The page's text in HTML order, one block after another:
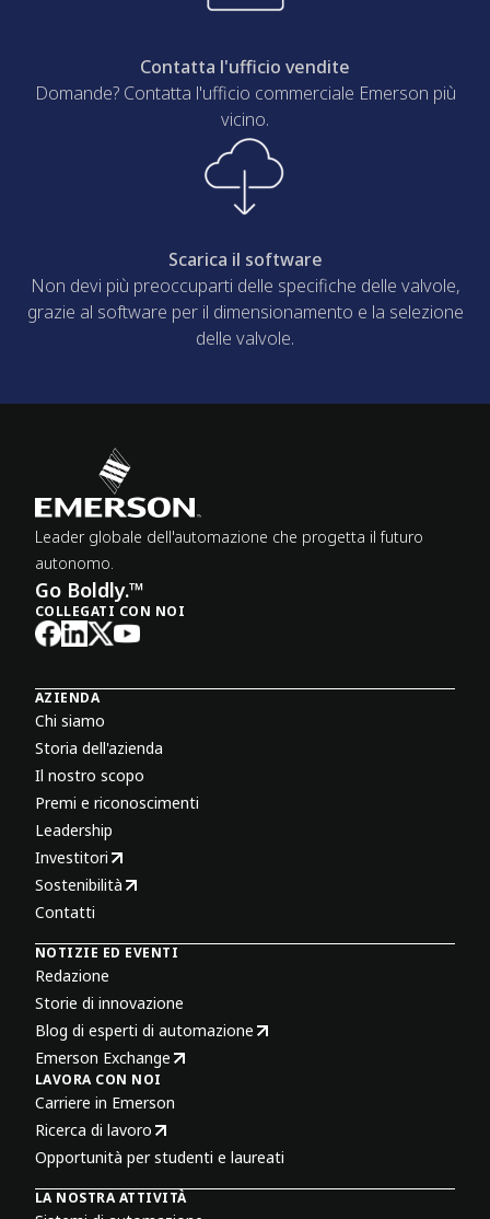
Contatta l'ufficio vendite
Domande? Contatta l'ufficio commerciale Emerson più
vicino.
Scarica il software
Non devi più preoccuparti delle specifiche delle valvole,
grazie al software per il dimensionamento e la selezione
delle valvole.
Leader globale dell'automazione che progetta il futuro
autonomo.
Go Boldly.™
COLLEGATI CON NOI
AZIENDA
Chi siamo
Storia dell'azienda
Il nostro scopo
Premi e riconoscimenti
Leadership
Investitori
Sostenibilità
Contatti
NOTIZIE ED EVENTI
Redazione
Storie di innovazione
Blog di esperti di automazione
Emerson Exchange
LAVORA CON NOI
Carriere in Emerson
Ricerca di lavoro
Opportunità per studenti e laureati
LA NOSTRA ATTIVITÀ